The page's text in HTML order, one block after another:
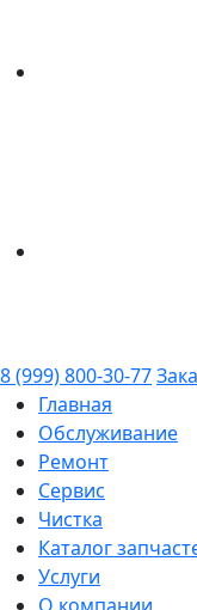
8 (999) 800-30-77
Главная
Обслуживание
Ремонт
Сервис
Чистка
Каталог
Услуги